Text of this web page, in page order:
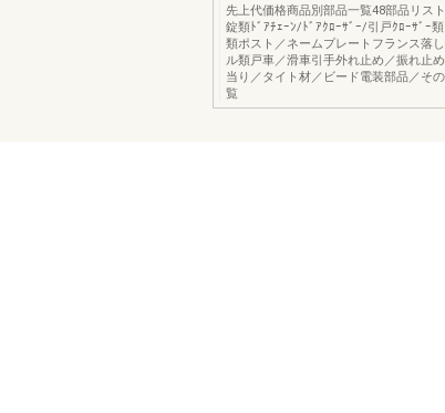
先上代価格商品別部品一覧48部品リス
錠類ﾄﾞｱﾁｪｰﾝ/ﾄﾞｱｸﾛｰｻﾞｰ/引戸ｸﾛｰｻﾞｰ
類ポスト／ネームプレートフランス落
ル類戸車／滑車引手外れ止め／振れ止
当り／タイト材／ビード電装部品／そ
覧